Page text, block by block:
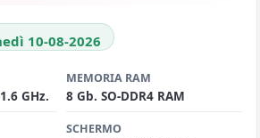
10-08-2026
GHz.
MEMORIA RAM
8 Gb. SO-DDR4 RAM
SCHERMO